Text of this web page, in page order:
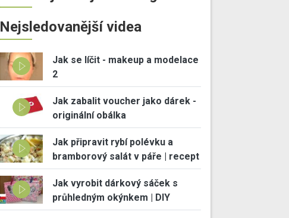
Nejsledovanější videa
Jak se líčit - makeup a modelace
2
Jak zabalit voucher jako dárek -
originální obálka
Jak připravit rybí polévku a
bramborový salát v páře | recept
Jak vyrobit dárkový sáček s
průhledným okýnkem | DIY